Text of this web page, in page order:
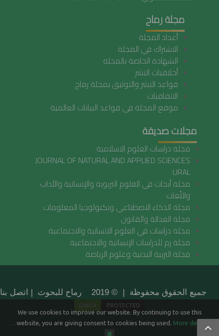
مجلة رماح
أعداد المجلة
الاشتراك في المجلة
الشهادة الخاصة بالمجلة
أخلاقيات النشر
قواعد النشر والتوثيق بمجلة رماح
الاتفاقيات
موقع المجلة في قواعد البيانات العالمية
مجلات صديقة
مجلة دراسات العلوم الاسلامية
JOURNAL OF NATURAL AND APPLIED SCIENCES
URAL
مجلة أبحاث في العلوم التربوية والإنسانية والآداب
واللّغات
مجلة الذكاء الاصطناعي وتكنولوجيا المعلومات
مجلة العدالة والقانون
مجلة دراسات في العلوم الانسانية والاجتماعية
مجلة رم للدراسات الإنسانية والاجتماعية
مجلة التربية البدنية وعلوم الرياضة
جميع الحقوق محفوظة | © 2019 رماح للبحوث | اتصل بنا
We use cookies to improve our website. By continuing to use this
website, you are giving consent to cookies being used. More details…